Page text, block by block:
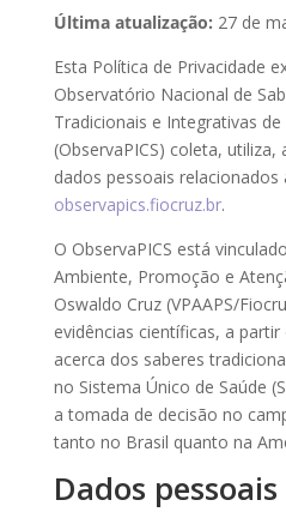
Última atualização: 27 de
Esta Política de Privacidade
Observatório Nacional de
Tradicionais e Integrativas
(ObservaPICS) coleta,
dados pessoais
observapics.fiocruz.br.
O ObservaPICS está
Ambiente, Promoção e
Oswaldo Cruz (VPAAPS/
evidências científicas, a
acerca dos saberes
no Sistema Único de Saúde
a tomada de decisão no
tanto no Brasil quanto na
Dados